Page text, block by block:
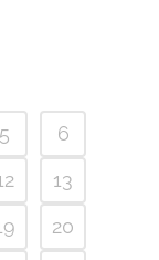
5
6
13
20